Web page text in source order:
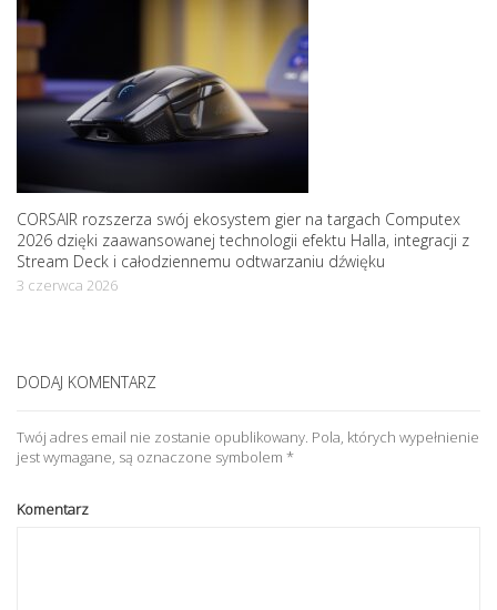
CORSAIR rozszerza swój ekosystem gier na targach Computex
2026 dzięki zaawansowanej technologii efektu Halla, integracji z
Stream Deck i całodziennemu odtwarzaniu dźwięku
3 czerwca 2026
DODAJ KOMENTARZ
Twój adres email nie zostanie opublikowany. Pola, których wypełnienie
jest wymagane, są oznaczone symbolem *
Komentarz